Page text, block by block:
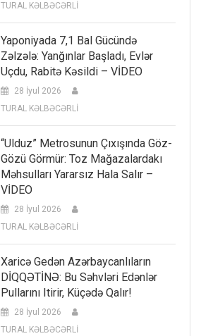
TURAL KƏLBƏCƏRLİ
Yaponiyada 7,1 Bal Gücündə
Zəlzələ: Yanğınlar Başladı, Evlər
Uçdu, Rabitə Kəsildi – VİDEO
28 İyul 2026
TURAL KƏLBƏCƏRLİ
“Ulduz” Metrosunun Çıxışında Göz-
Gözü Görmür: Toz Mağazalardakı
Məhsulları Yararsız Hala Salır –
VİDEO
28 İyul 2026
TURAL KƏLBƏCƏRLİ
Xaricə Gedən Azərbaycanlıların
DİQQƏTİNƏ: Bu Səhvləri Edənlər
Pullarını Itirir, Küçədə Qalır!
28 İyul 2026
TURAL KƏLBƏCƏRLİ